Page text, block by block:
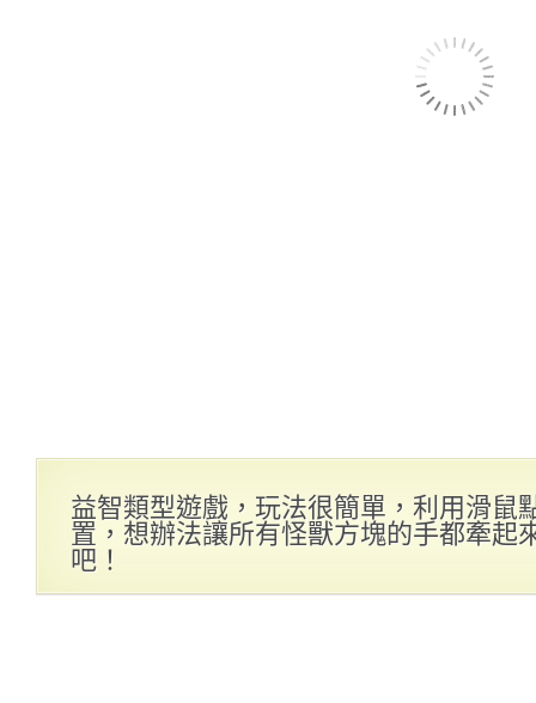
益智類型遊戲，玩法很簡單，利用滑鼠
置，想辦法讓所有怪獸方塊的手都牽起
吧！